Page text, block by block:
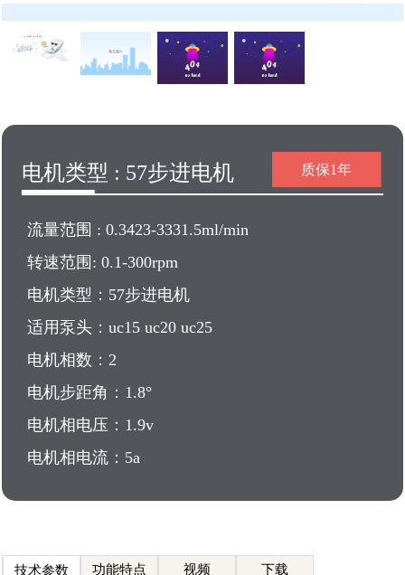
电机类型 : 57步进电机 质保1年
流量范围 : 0.3423-3331.5ml/min
转速范围: 0.1-300rpm
电机类型：57步进电机
适用泵头：uc15 uc20 uc25
电机相数：2
电机步距角：1.8°
电机相电压：1.9v
电机相电流：5a
技术参数 功能特点 视频 下载